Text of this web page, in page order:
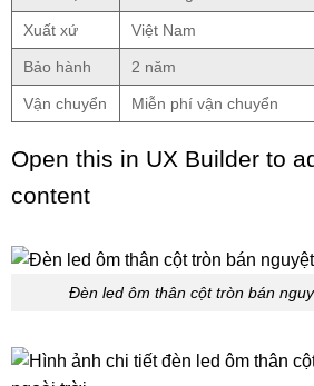
Xuất xứ Việt Nam
Bảo hành 2 năm
Vận chuyển Miễn phí vận chuyển
Open this in UX Builder to
content
Đèn led ôm thân cột tròn bán